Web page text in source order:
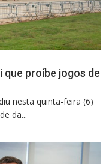
que proíbe jogos de
nesta quinta-feira (6)
da...